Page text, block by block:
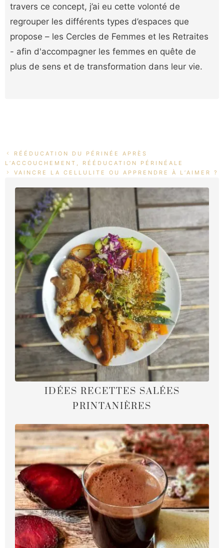
travers ce concept, j’ai eu cette volonté de
regrouper les différents types d’espaces que
propose – les Cercles de Femmes et les Retraites
- afin d'accompagner les femmes en quête de
plus de sens et de transformation dans leur vie.
RÉÉDUCATION DU PÉRINÉE APRÈS
L’ACCOUCHEMENT, RÉÉDUCATION PÉRINÉALE
VAINCRE LA CELLULITE OU APPRENDRE À L’AIMER ?
IDÉES RECETTES SALÉES
PRINTANIÈRES